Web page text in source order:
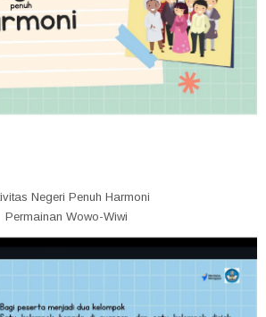
Negeri Penuh Harmoni
Permainan Wowo-Wiwi